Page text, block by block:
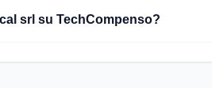
srl su TechCompenso?